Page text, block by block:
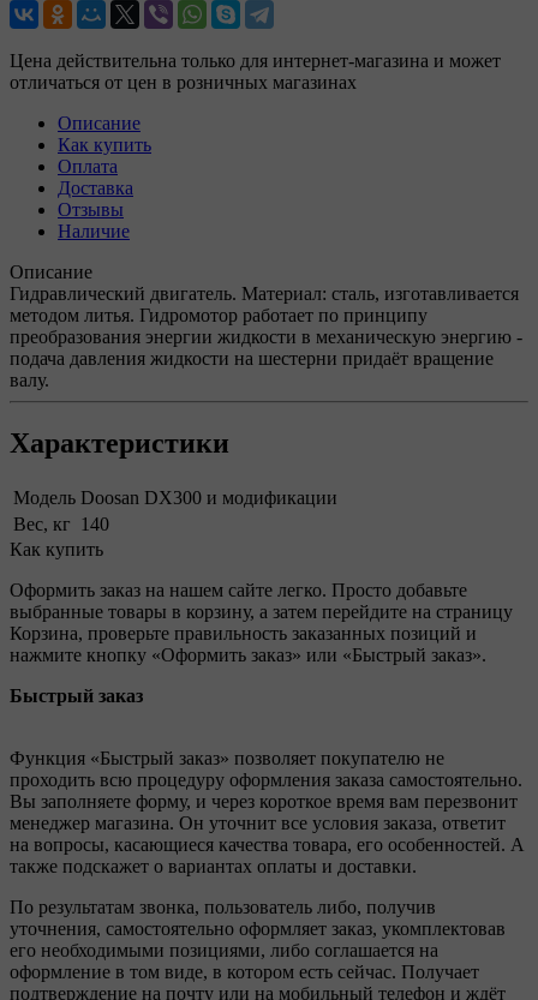
Цена действительна только для интернет-магазина и может
отличаться от цен в розничных магазинах
Описание
Как купить
Оплата
Доставка
Отзывы
Наличие
Описание
Гидравлический двигатель. Материал: сталь, изготавливается
методом литья. Гидромотор работает по принципу
преобразования энергии жидкости в механическую энергию -
подача давления жидкости на шестерни придаёт вращение
валу.
Характеристики
Модель Doosan DX300 и модификации
Вес, кг
140
Как купить
Оформить заказ на нашем сайте легко. Просто добавьте
выбранные товары в корзину, а затем перейдите на страницу
Корзина, проверьте правильность заказанных позиций и
нажмите кнопку «Оформить заказ» или «Быстрый заказ».
Быстрый заказ
Функция «Быстрый заказ» позволяет покупателю не
проходить всю процедуру оформления заказа самостоятельно.
Вы заполняете форму, и через короткое время вам перезвонит
менеджер магазина. Он уточнит все условия заказа, ответит
на вопросы, касающиеся качества товара, его особенностей. А
также подскажет о вариантах оплаты и доставки.
По результатам звонка, пользователь либо, получив
уточнения, самостоятельно оформляет заказ, укомплектовав
его необходимыми позициями, либо соглашается на
оформление в том виде, в котором есть сейчас. Получает
подтверждение на почту или на мобильный телефон и ждёт